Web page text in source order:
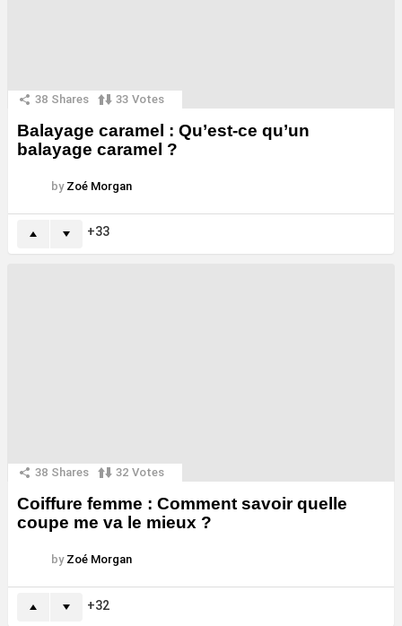
38 Shares 33 Votes
Balayage caramel : Qu’est-ce qu’un
balayage caramel ?
by Zoé Morgan
33
38 Shares 32 Votes
Coiffure femme : Comment savoir quelle
coupe me va le mieux ?
by Zoé Morgan
32